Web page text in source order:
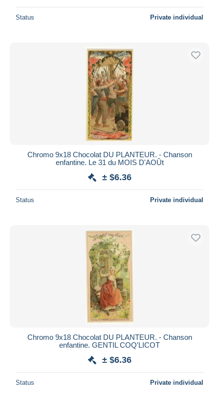
Status Private individual
Chromo 9x18 Chocolat DU PLANTEUR. - Chanson
enfantine. Le 31 du MOIS D'AOÛt
± $6.36
Status Private individual
Chromo 9x18 Chocolat DU PLANTEUR. - Chanson
enfantine. GENTIL COQ'LICOT
± $6.36
Status Private individual